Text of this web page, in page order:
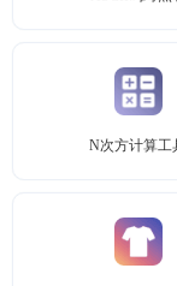
N次方计算工